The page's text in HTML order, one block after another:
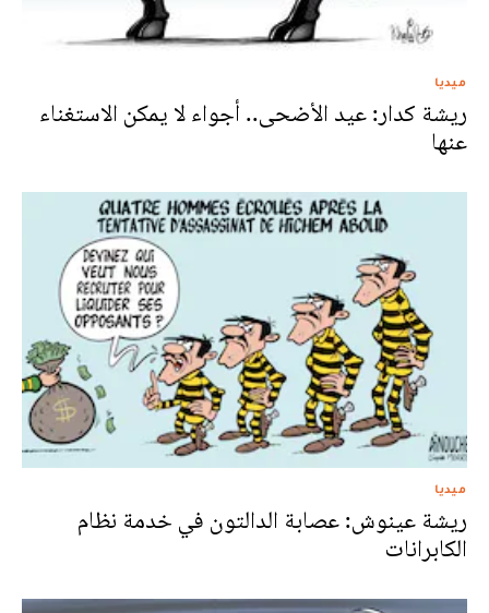
ميديا
ريشة كدار: عيد الأضحى.. أجواء لا يمكن الاستغناء
عنها
ميديا
ريشة عينوش: عصابة الدالتون في خدمة نظام
الكابرانات